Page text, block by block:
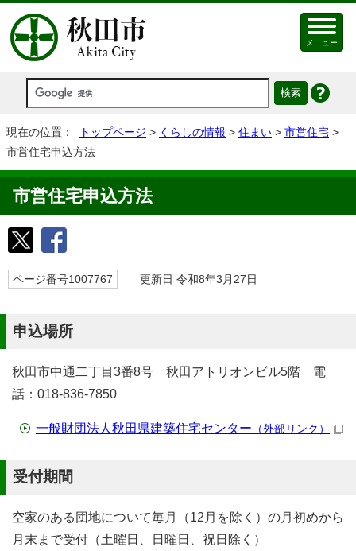
メニュー
現在の位置： トップページ > くらしの情報 > 住まい > 市営住宅 >
市営住宅申込方法
市営住宅申込方法
ページ番号1007767 更新日 令和8年3月27日
申込場所
秋田市中通二丁目3番8号 秋田アトリオンビル5階 電
話：018-836-7850
一般財団法人秋田県建築住宅センター （外部リンク）
受付期間
空家のある団地について毎月（12月を除く）の月初めから
月末まで受付（土曜日、日曜日、祝日除く）